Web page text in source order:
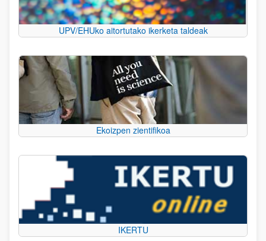
UPV/EHUko aitortutako ikerketa taldeak
Ekoizpen zientifikoa
IKERTU